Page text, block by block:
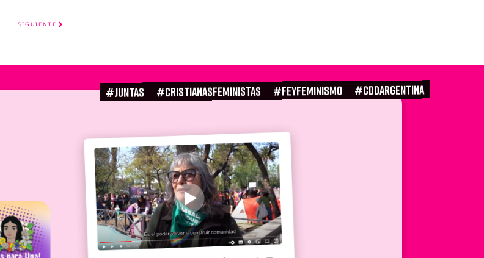
SIGUIENTE
#juntas #CRISTIANASFEMINISTAS #FEYFEMINISMO #CDDARGENTINA